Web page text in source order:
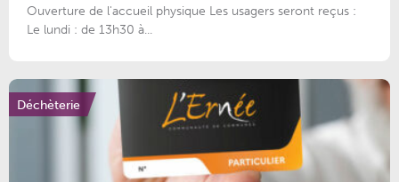
Ouverture de l'accueil physique Les usagers seront reçus :
Le lundi : de 13h30 à...
Déchèterie